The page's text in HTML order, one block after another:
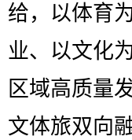
给，以体育
业、以文化
区域高质量
文体旅双向